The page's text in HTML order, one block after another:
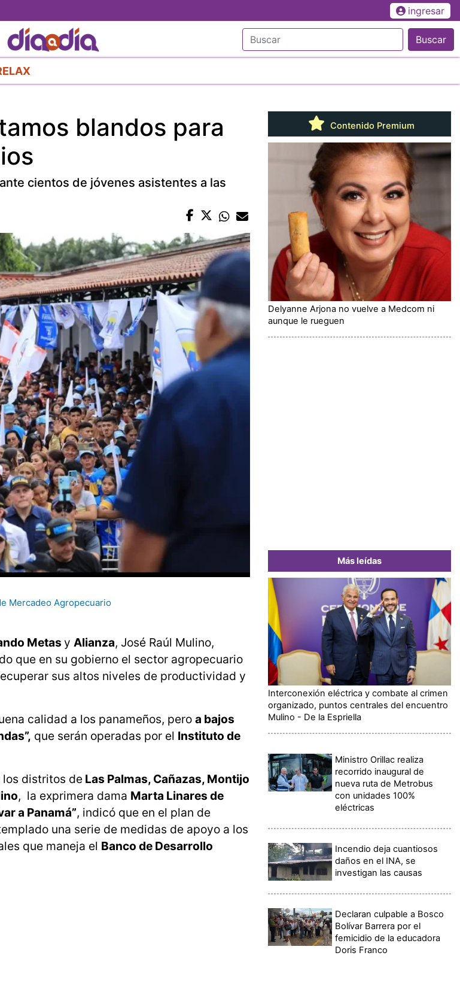
al
contenido
principal
ingresar
Buscar
blandos para
cientos de jóvenes asistentes a las
Mercadeo Agropecuario
Metas y Alianza, José Raúl Mulino,
que en su gobierno el sector agropecuario
sus altos niveles de productividad y
calidad a los panameños, pero a bajos
que serán operadas por el Instituto de
los distritos de Las Palmas, Cañazas, Montijo
, la exprimera dama Marta Linares de
a Panamá”, indicó que en el plan de
una serie de medidas de apoyo a los
que maneja el Banco de Desarrollo
Contenido Premium
Delyanne Arjona no vuelve a Medcom ni
aunque le rueguen
Más leídas
Interconexión eléctrica y combate al crimen
organizado, puntos centrales del encuentro
Mulino - De la Espriella
Ministro Orillac realiza
recorrido inaugural de
nueva ruta de Metrobus
con unidades 100%
eléctricas
Incendio deja cuantiosos
daños en el INA, se
investigan las causas
Declaran culpable a Bosco
Bolívar Barrera por el
femicidio de la educadora
Doris Franco